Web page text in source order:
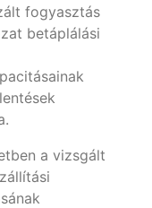
fogyasztás
betáplálási
a vizsgált